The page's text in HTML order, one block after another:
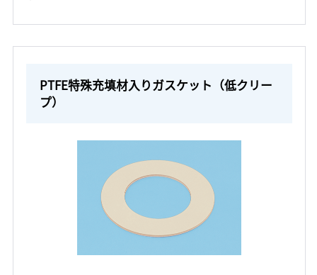
PTFE特殊充填材入りガスケット（低クリー
プ）